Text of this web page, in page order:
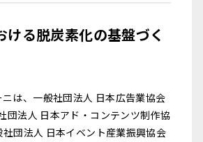
ける脱炭素化の基盤づく
は、一般社団法人 日本広告業協会
団法人 日本アド・コンテンツ制作協
団法人 日本イベント産業振興協会